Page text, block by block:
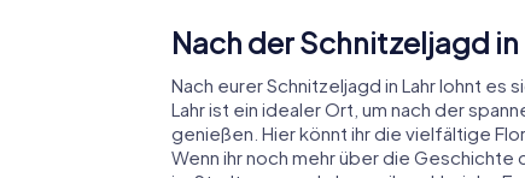
Nach der Schnitzeljagd
Nach eurer Schnitzeljagd in Lahr lohnt es
Lahr ist ein idealer Ort, um nach der
genießen. Hier könnt ihr die vielfältige
Wenn ihr noch mehr über die